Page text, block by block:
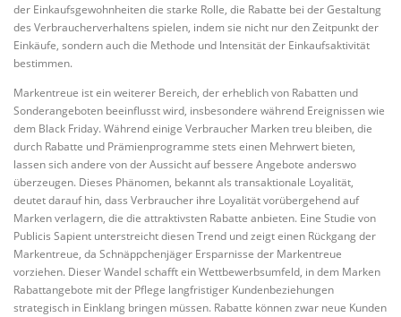
der Einkaufsgewohnheiten die starke Rolle, die Rabatte bei der Gestaltung
des Verbraucherverhaltens spielen, indem sie nicht nur den Zeitpunkt der
Einkäufe, sondern auch die Methode und Intensität der Einkaufsaktivität
bestimmen.
Markentreue ist ein weiterer Bereich, der erheblich von Rabatten und
Sonderangeboten beeinflusst wird, insbesondere während Ereignissen wie
dem Black Friday. Während einige Verbraucher Marken treu bleiben, die
durch Rabatte und Prämienprogramme stets einen Mehrwert bieten,
lassen sich andere von der Aussicht auf bessere Angebote anderswo
überzeugen. Dieses Phänomen, bekannt als transaktionale Loyalität,
deutet darauf hin, dass Verbraucher ihre Loyalität vorübergehend auf
Marken verlagern, die die attraktivsten Rabatte anbieten. Eine Studie von
Publicis Sapient unterstreicht diesen Trend und zeigt einen Rückgang der
Markentreue, da Schnäppchenjäger Ersparnisse der Markentreue
vorziehen. Dieser Wandel schafft ein Wettbewerbsumfeld, in dem Marken
Rabattangebote mit der Pflege langfristiger Kundenbeziehungen
strategisch in Einklang bringen müssen. Rabatte können zwar neue Kunden